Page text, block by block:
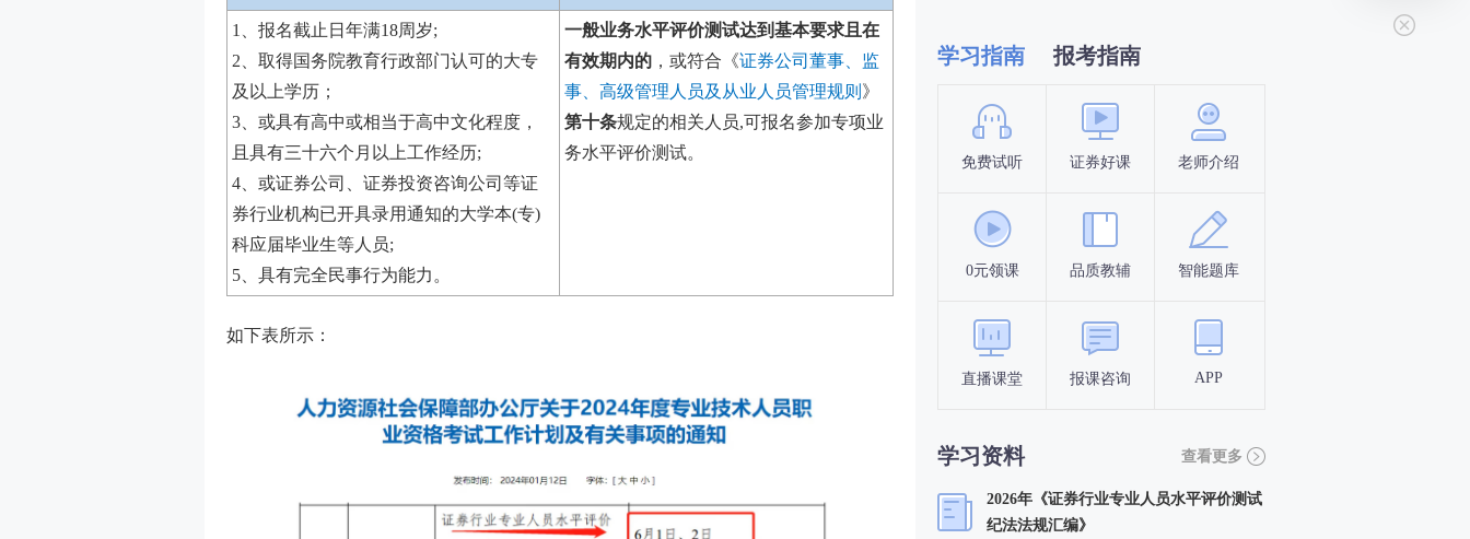
1、报名截止日年满18周岁;
2、取得国务院教育行政部门认可的大专
及以上学历；
3、或具有高中或相当于高中文化程度，
且具有三十六个月以上工作经历;
4、或证券公司、证券投资咨询公司等证
券行业机构已开具录用通知的大学本(专)
科应届毕业生等人员;
5、具有完全民事行为能力。
一般业务水平评价测试达到基本要求且在
有效期内的 ，或符合《证券公司董事、监
事、高级管理人员及从业人员管理规则 》
第十条规定的相关人员,可报名参加专项业
务水平评价测试。
如下表所示：
学习指南 报考指南
免费试听 证券好课 老师介绍
0元领课 品质教辅 智能题库
直播课堂 报课咨询 APP
学习资料 查看更多
2026年《证券行业专业人员水平评价测试
纪法法规汇编》